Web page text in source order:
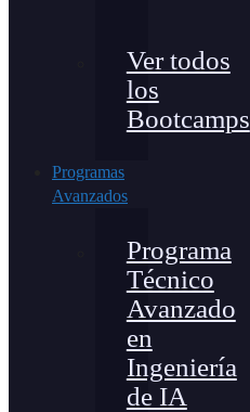
Ver todos
los
Bootcamps
Programas
Avanzados
Programa
Técnico
Avanzado
en
Ingeniería
de IA